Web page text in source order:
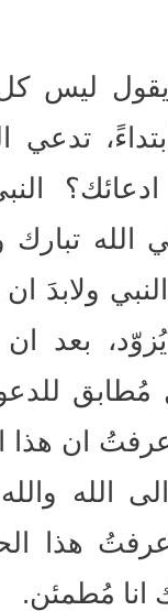
ليس
تدعي
الله تبارك
ولابدَ
بعد
مُطابق
ان هذا
الله
هذا
انا مُطمئن.